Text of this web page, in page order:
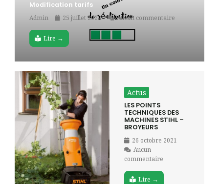
Modification tarifs
Admin
25 juillet 2022 Aucun commentaire
Lire →
Actus
LES POINTS
TECHNIQUES DES
MACHINES STIHL –
BROYEURS
26 octobre 2021
Aucun
commentaire
Lire →